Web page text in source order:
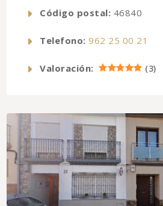
Código postal: 46840
Telefono: 962 25 00 21
Valoración: (3)